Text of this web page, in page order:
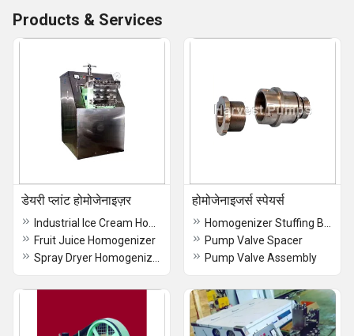
Products & Services
डेयरी प्लांट होमोजेनाइज़र
Fruit Juice Homogenizer
होमोजेनाइजर्स स्पेयर्स
Pump Valve Spacer
Pump Valve Assembly